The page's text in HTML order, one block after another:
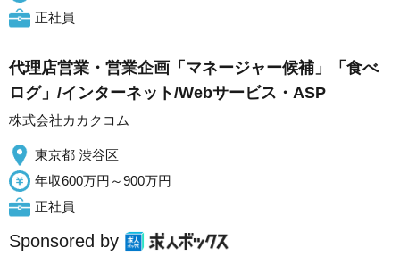
正社員
代理店営業・営業企画「マネージャー候補」「食べ
ログ」/インターネット/Webサービス・ASP
株式会社カカクコム
東京都 渋谷区
年収600万円～900万円
正社員
Sponsored by